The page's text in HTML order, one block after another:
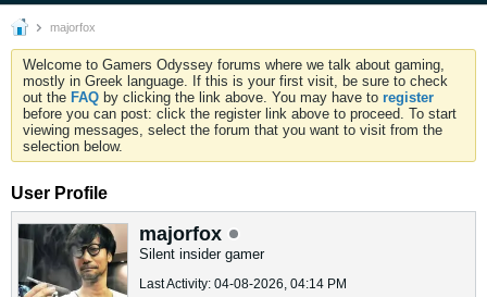
majorfox
Welcome to Gamers Odyssey forums where we talk about gaming,
mostly in Greek language. If this is your first visit, be sure to check
out the FAQ by clicking the link above. You may have to register
before you can post: click the register link above to proceed. To start
viewing messages, select the forum that you want to visit from the
selection below.
User Profile
majorfox
Silent insider gamer
Last Activity: 04-08-2026, 04:14 PM